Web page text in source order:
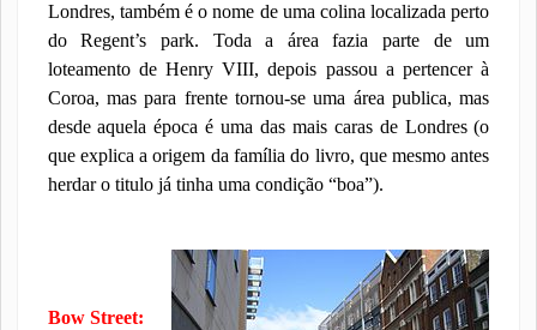
Londres, também é o nome de uma colina localizada perto
do Regent’s park. Toda a área fazia parte de um
loteamento de Henry VIII, depois passou a pertencer à
Coroa, mas para frente tornou-se uma área publica, mas
desde aquela época é uma das mais caras de Londres (o
que explica a origem da família do livro, que mesmo antes
herdar o titulo já tinha uma condição “boa”).
Bow Street: